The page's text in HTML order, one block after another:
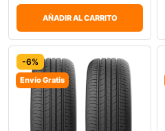
AÑADIR AL CARRITO
-6%
Envío Gratis